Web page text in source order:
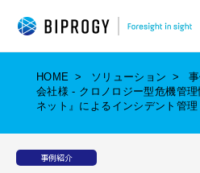
HOME ソリューション
会社様 - クロノロジー型危機管
ネット』によるインシデント管理
事例紹介